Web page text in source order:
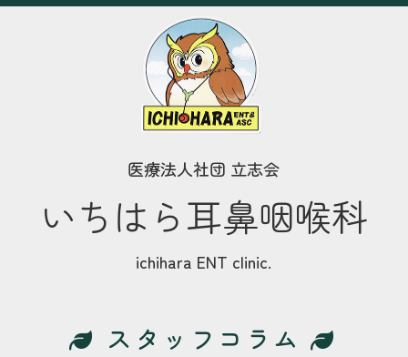
医療法人社団 立志会
いちはら耳鼻咽喉科
ichihara ENT clinic.
スタッフコラム